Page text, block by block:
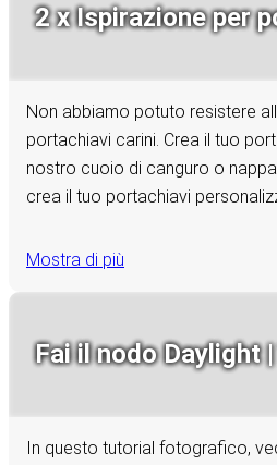
2 x Ispirazione per
Non abbiamo potuto resistere
portachiavi carini. Crea il tuo
nostro cuoio di canguro o
crea il tuo portachiavi
Mostra di più
Fai il nodo Daylight
In questo tutorial fotografico,